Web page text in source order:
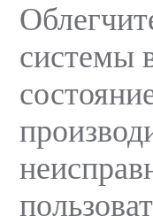
системы